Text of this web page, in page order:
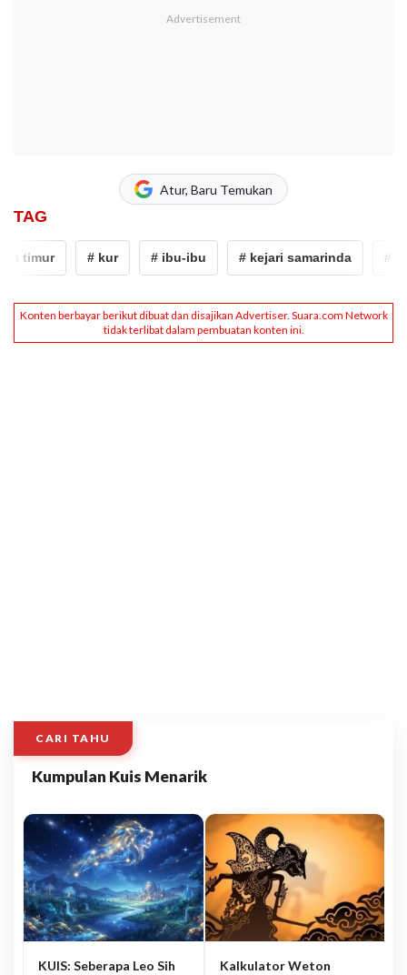
Atur, Baru Temukan
TAG
timur # kur # ibu-ibu # kejari samarinda #
CARI TAHU
Kumpulan Kuis Menarik
KUIS: Seberapa Leo Sih
Kalkulator Weton